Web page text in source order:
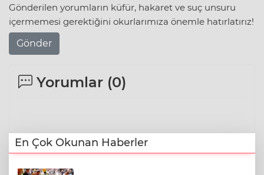
Gönderilen yorumların küfür, hakaret ve suç unsuru
içermemesi gerektiğini okurlarımıza önemle hatırlatırız!
Gönder
Yorumlar (0)
En Çok Okunan Haberler